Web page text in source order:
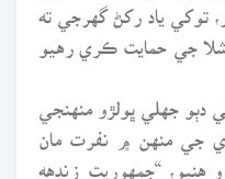
توکي ياد رکڻ گهرجي ته
جي حمايت ڪري رهيو
جهلي ڀولڙو منهنجي
جي منهن ۾ نفرت مان
“جمهوريت زندهه